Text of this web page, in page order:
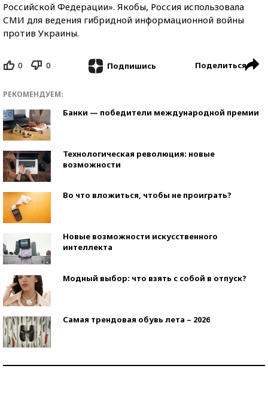
Российской Федерации». Якобы, Россия использовала
СМИ для ведения гибридной информационной войны
против Украины.
0 0 Подпишись Поделиться
РЕКОМЕНДУЕМ:
Банки — победители международной премии
Технологическая революция: новые
возможности
Во что вложиться, чтобы не проиграть?
Новые возможности искусственного
интеллекта
Модный выбор: что взять с собой в отпуск?
Самая трендовая обувь лета – 2026